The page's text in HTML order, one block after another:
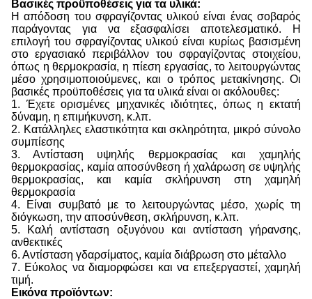
Βασικές προϋποθέσεις για τα υλικά:
Η απόδοση του σφραγίζοντας υλικού είναι ένας σοβαρός
παράγοντας για να εξασφαλίσει αποτελεσματικό. Η
επιλογή του σφραγίζοντας υλικού είναι κυρίως βασισμένη
στο εργασιακό περιβάλλον του σφραγίζοντας στοιχείου,
όπως η θερμοκρασία, η πίεση εργασίας, το λειτουργώντας
μέσο χρησιμοποιούμενες, και ο τρόπος μετακίνησης. Οι
βασικές προϋποθέσεις για τα υλικά είναι οι ακόλουθες:
1. Έχετε ορισμένες μηχανικές ιδιότητες, όπως η εκτατή
δύναμη, η επιμήκυνση, κ.λπ.
2. Κατάλληλες ελαστικότητα και σκληρότητα, μικρό σύνολο
συμπίεσης
3. Αντίσταση υψηλής θερμοκρασίας και χαμηλής
θερμοκρασίας, καμία αποσύνθεση ή χαλάρωση σε υψηλής
θερμοκρασίας, και καμία σκλήρυνση στη χαμηλή
θερμοκρασία
4. Είναι συμβατό με το λειτουργώντας μέσο, χωρίς τη
διόγκωση, την αποσύνθεση, σκλήρυνση, κ.λπ.
5. Καλή αντίσταση οξυγόνου και αντίσταση γήρανσης,
ανθεκτικές
6. Αντίσταση γδαρσίματος, καμία διάβρωση στο μέταλλο
7. Εύκολος να διαμορφώσει και να επεξεργαστεί, χαμηλή
τιμή.
Εικόνα προϊόντων: